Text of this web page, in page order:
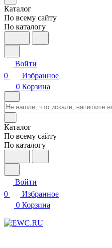
Каталог
По всему сайту
По каталогу
Войти
0
Избранное
0 Корзина
Каталог
По всему сайту
По каталогу
Войти
0
Избранное
0 Корзина